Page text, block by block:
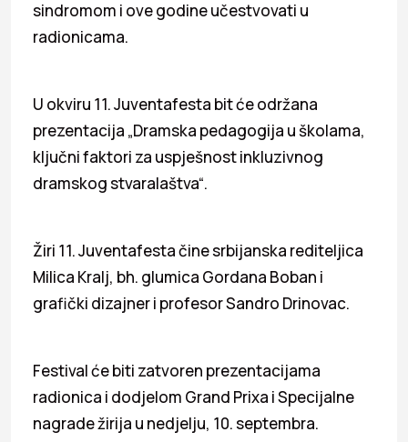
sindromom i ove godine učestvovati u
radionicama.
U okviru 11. Juventafesta bit će održana
prezentacija „Dramska pedagogija u školama,
ključni faktori za uspješnost inkluzivnog
dramskog stvaralaštva“.
Žiri 11. Juventafesta čine srbijanska rediteljica
Milica Kralj, bh. glumica Gordana Boban i
grafički dizajner i profesor Sandro Drinovac.
Festival će biti zatvoren prezentacijama
radionica i dodjelom Grand Prixa i Specijalne
nagrade žirija u nedjelju, 10. septembra.